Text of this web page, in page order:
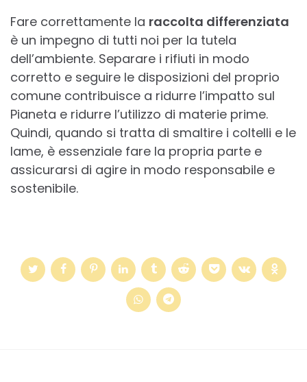
Fare correttamente la raccolta differenziata
è un impegno di tutti noi per la tutela
dell’ambiente. Separare i rifiuti in modo
corretto e seguire le disposizioni del proprio
comune contribuisce a ridurre l’impatto sul
Pianeta e ridurre l’utilizzo di materie prime.
Quindi, quando si tratta di smaltire i coltelli e le
lame, è essenziale fare la propria parte e
assicurarsi di agire in modo responsabile e
sostenibile.